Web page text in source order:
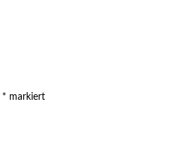
* markiert